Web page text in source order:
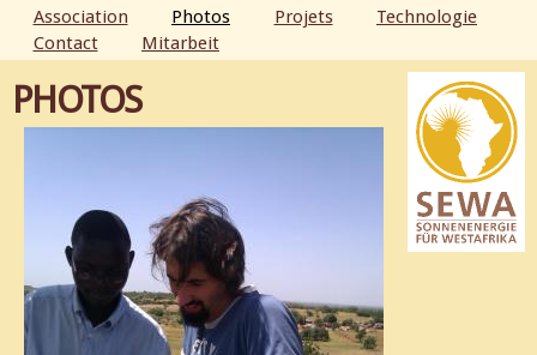
Aller au
contenu
principal
MENU PRINCIPAL
Association Photos Projets
Technologie
Contact
Mitarbeit
PHOTOS